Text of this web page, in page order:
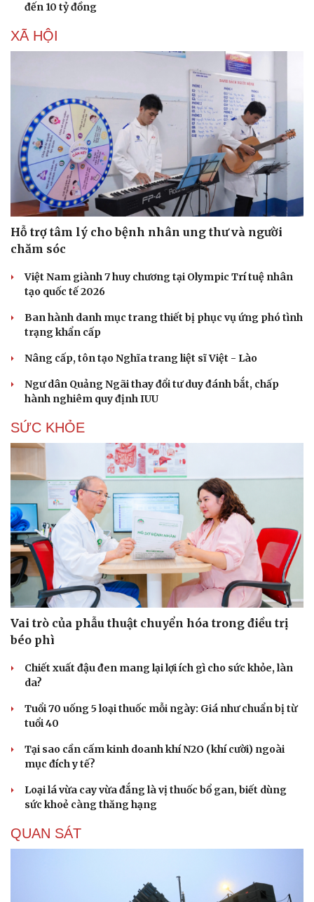
đến 10 tỷ đồng
XÃ HỘI
Hỗ trợ tâm lý cho bệnh nhân ung thư và người
chăm sóc
Việt Nam giành 7 huy chương tại Olympic Trí tuệ nhân
tạo quốc tế 2026
Ban hành danh mục trang thiết bị phục vụ ứng phó tình
trạng khẩn cấp
Nâng cấp, tôn tạo Nghĩa trang liệt sĩ Việt - Lào
Ngư dân Quảng Ngãi thay đổi tư duy đánh bắt, chấp
hành nghiêm quy định IUU
SỨC KHỎE
Vai trò của phẫu thuật chuyển hóa trong điều trị
béo phì
Chiết xuất đậu đen mang lại lợi ích gì cho sức khỏe, làn
da?
Tuổi 70 uống 5 loại thuốc mỗi ngày: Giá như chuẩn bị từ
tuổi 40
Tại sao cần cấm kinh doanh khí N2O (khí cười) ngoài
mục đích y tế?
Loại lá vừa cay vừa đắng là vị thuốc bổ gan, biết dùng
sức khoẻ càng thăng hạng
QUAN SÁT